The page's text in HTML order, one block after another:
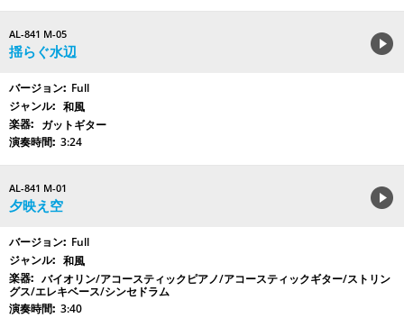
AL-841 M-05
揺らぐ水辺
Full
和風
ガットギター
3:24
AL-841 M-01
夕映え空
Full
和風
バイオリン/アコースティックピアノ/アコースティックギター/ストリン
グス/エレキベース/シンセドラム
3:40